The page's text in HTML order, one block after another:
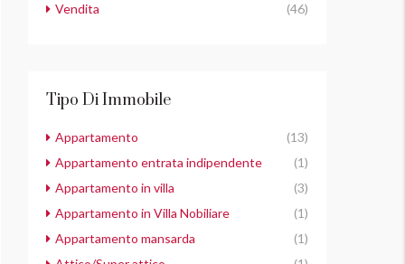
Vendita
(46)
Tipo Di Immobile
Appartamento
(13)
Appartamento entrata indipendente
(1)
Appartamento in villa
(3)
Appartamento in Villa Nobiliare
(1)
Appartamento mansarda
(1)